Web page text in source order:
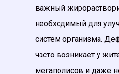
важный
необходимый для
систем организма.
часто возникает у
мегаполисов и даже